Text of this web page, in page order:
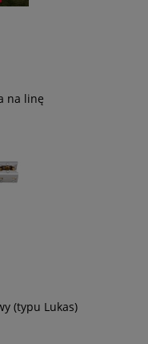
na linę
(typu Lukas)